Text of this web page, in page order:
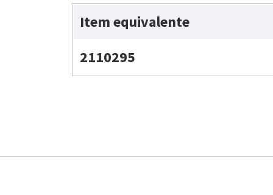
Item equivalente
2110295